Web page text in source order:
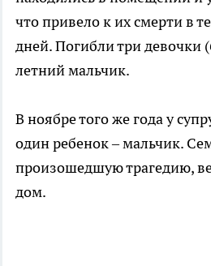
что привело к их смерти в
дней. Погибли три девочки
летний мальчик.
В ноябре того же года у
один ребенок – мальчик.
произошедшую трагедию,
дом.